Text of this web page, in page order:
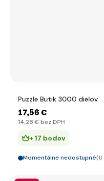
Puzzle Butik 3000 dielov
17,56 €
14,28 € bez DPH
+ 17 bodov
Momentálne nedostupné(U